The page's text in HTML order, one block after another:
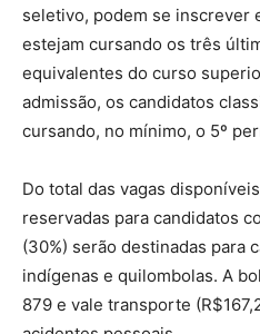
seletivo, podem se inscrever
estejam cursando os três
equivalentes do curso
admissão, os candidatos
cursando, no mínimo, o 5º
Do total das vagas
reservadas para candidatos
(30%) serão destinadas para
indígenas e quilombolas. A
879 e vale transporte